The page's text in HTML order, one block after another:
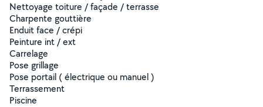
Nettoyage toiture / façade / terrasse
Charpente gouttière
Enduit face / crépi
Peinture int / ext
Carrelage
Pose grillage
Pose portail ( électrique ou manuel )
Terrassement
Piscine